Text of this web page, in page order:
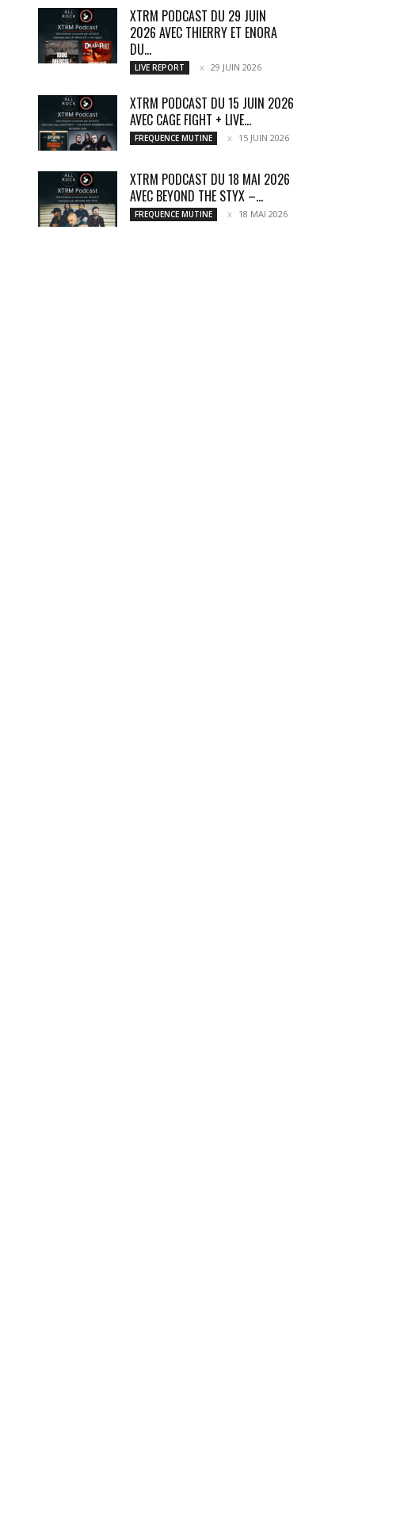
XTRM PODCAST DU 29 JUIN
2026 AVEC THIERRY ET ENORA
DU...
LIVE REPORT 29 JUIN 2026
XTRM PODCAST DU 15 JUIN 2026
AVEC CAGE FIGHT + LIVE...
FREQUENCE MUTINE 15 JUIN 2026
XTRM PODCAST DU 18 MAI 2026
AVEC BEYOND THE STYX –...
FREQUENCE MUTINE 18 MAI 2026